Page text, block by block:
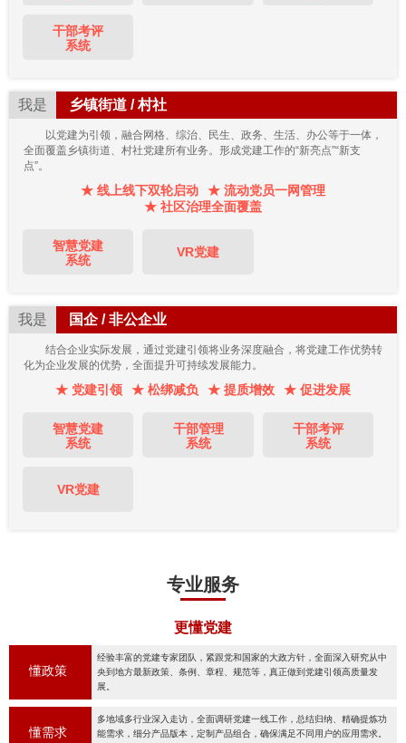
干部考评
系统
我是 乡镇街道 / 村社
以党建为引领，融合网格、综治、民生、政务、生活、办公等于一体，
全面覆盖乡镇街道、村社党建所有业务。形成党建工作的“新亮点”“新支
点”。
★ 线上线下双轮启动
★ 流动党员一网管理
★ 社区治理全面覆盖
智慧党建
系统
VR党建
我是 国企 / 非公企业
结合企业实际发展，通过党建引领将业务深度融合，将党建工作优势转
化为企业发展的优势，全面提升可持续发展能力。
★ 党建引领 ★ 松绑减负 ★ 提质增效 ★ 促进发展
智慧党建
系统
干部管理
系统
干部考评
系统
VR党建
专业服务
更懂党建
懂政策
经验丰富的党建专家团队，紧跟党和国家的大政方针，全面深入研究从中
央到地方最新政策、条例、章程、规范等，真正做到党建引领高质量发
展。
懂需求
多地域多行业深入走访，全面调研党建一线工作，总结归纳、精确提炼功
能需求，细分产品版本，定制产品组合，确保满足不同用户的应用需求。